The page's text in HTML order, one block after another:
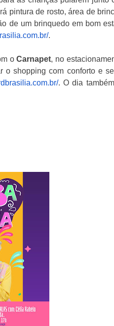
pintura de rosto, área de
de um brinquedo em bom
com.br/.
oCarnapet, no
shopping com conforto e
com.br/. O dia